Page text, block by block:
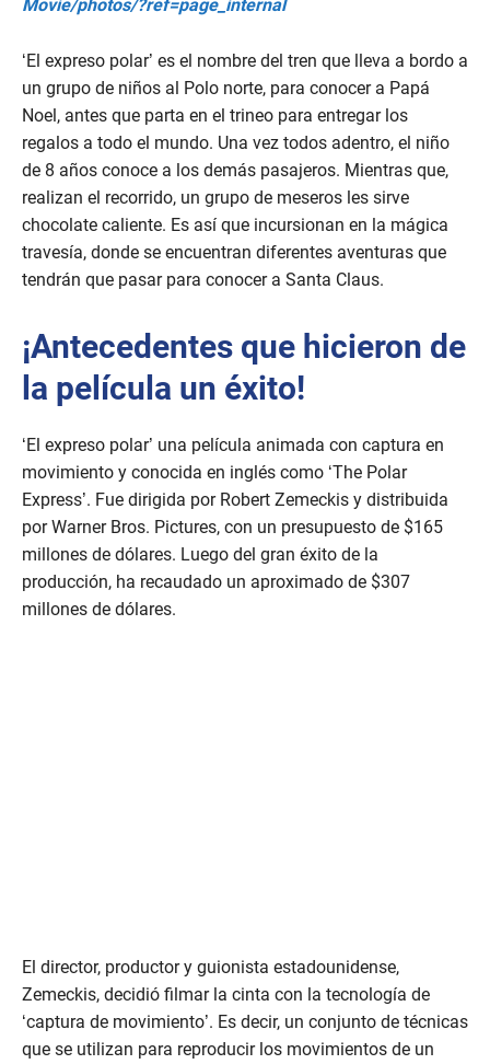
Movie/photos/?ref=page_internal
‘El expreso polar’ es el nombre del tren que lleva a bordo a
un grupo de niños al Polo norte, para conocer a Papá
Noel, antes que parta en el trineo para entregar los
regalos a todo el mundo. Una vez todos adentro, el niño
de 8 años conoce a los demás pasajeros. Mientras que,
realizan el recorrido, un grupo de meseros les sirve
chocolate caliente. Es así que incursionan en la mágica
travesía, donde se encuentran diferentes aventuras que
tendrán que pasar para conocer a Santa Claus.
¡Antecedentes que hicieron de
la película un éxito!
‘El expreso polar’ una película animada con captura en
movimiento y conocida en inglés como ‘The Polar
Express’. Fue dirigida por Robert Zemeckis y distribuida
por Warner Bros. Pictures, con un presupuesto de $165
millones de dólares. Luego del gran éxito de la
producción, ha recaudado un aproximado de $307
millones de dólares.
El director, productor y guionista estadounidense,
Zemeckis, decidió filmar la cinta con la tecnología de
‘captura de movimiento’. Es decir, un conjunto de técnicas
que se utilizan para reproducir los movimientos de un